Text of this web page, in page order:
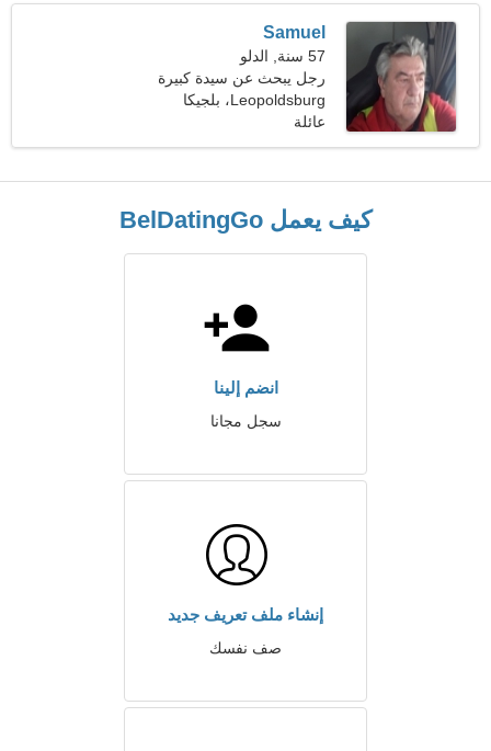
Samuel
57 سنة, الدلو
رجل يبحث عن سيدة كبيرة
Leopoldsburg، بلجيكا
عائلة
كيف يعمل BelDatingGo
انضم إلينا
سجل مجانا
إنشاء ملف تعريف جديد
صف نفسك